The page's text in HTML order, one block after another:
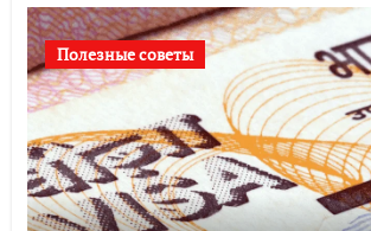
Полезные советы